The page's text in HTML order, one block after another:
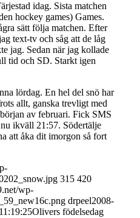
idag. Sista matchen
hockey games) Games.
sätt följa matchen. Efter
text-tv och såg att de låg
jag. Sedan när jag kollade
tid och SD. Starkt igen
lördag. En hel del snö har
allt, ganska trevligt med
av februari. Fick SMS
ikväll 21:57. Södertälje
att åka dit imorgon så fort
315 420
wp-
drpeel2008-
Olivers födelsedag